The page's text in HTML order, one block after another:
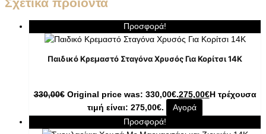
Προσφορά!
Παιδικό Κρεμαστό Σταγόνα Χρυσός Για Κορίτσι 14K
330,00€ Original price was: 330,00€.275,00€Η τρέχουσα
τιμή είναι: 275,00€.
Αγορά
Προσφορά!